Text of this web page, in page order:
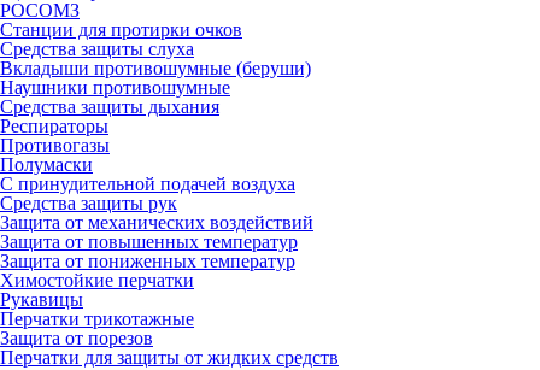
РОСОМЗ
Станции для протирки очков
Средства защиты слуха
Вкладыши противошумные (беруши)
Наушники противошумные
Средства защиты дыхания
Респираторы
Противогазы
Полумаски
С принудительной подачей воздуха
Средства защиты рук
Защита от механических воздействий
Защита от повышенных температур
Защита от пониженных температур
Химостойкие перчатки
Рукавицы
Перчатки трикотажные
Защита от порезов
Перчатки для защиты от жидких средств